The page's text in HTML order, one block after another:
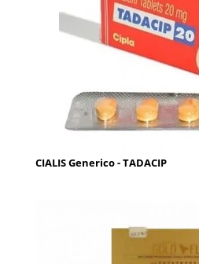
CIALIS Generico - TADACIP